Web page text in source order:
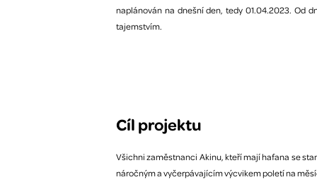
naplánován na dnešní den, tedy 01.04.2023. Od
tajemstvím.
Cíl projektu
Všichni zaměstnanci Akinu, kteří mají hafana se
náročným a vyčerpávajícím výcvikem poletí na